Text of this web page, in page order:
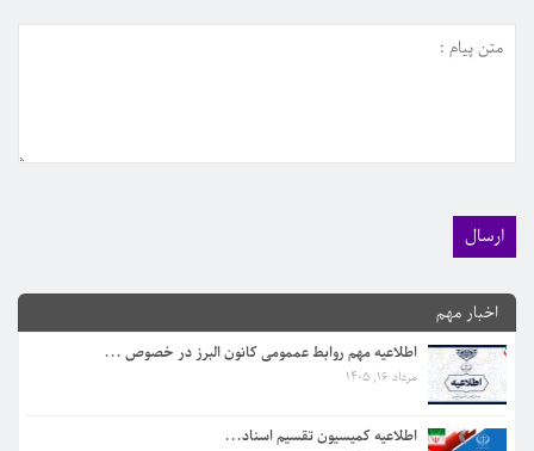
اخبار مهم
اطلاعیه مهم روابط عممومی کانون البرز در خصوص ...
مرداد 16, 1405
اطلاعیه کمیسیون تقسیم اسناد...
اطلاعیه کمیسیون تقسیم اسناد...
مرداد 3, 1405
اطلاعیه جدید کمیسیون آموزش در خصوص رعایت موار...